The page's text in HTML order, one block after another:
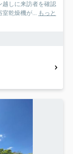
越しに来訪者を確認
室乾燥機が... もっと